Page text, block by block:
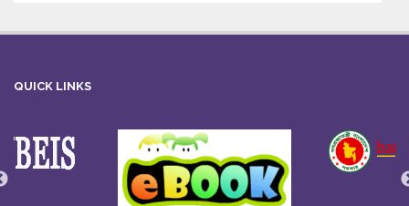
QUICK LINKS